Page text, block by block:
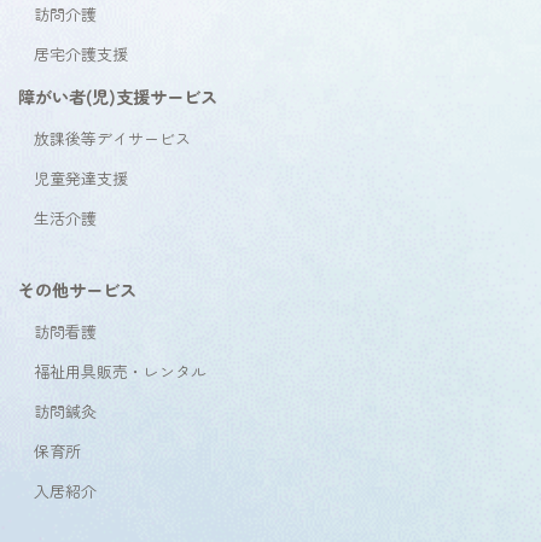
訪問介護
居宅介護支援
障がい者(児)支援サービス
放課後等デイサービス
児童発達支援
生活介護
その他サービス
訪問看護
福祉用具販売・レンタル
訪問鍼灸
保育所
入居紹介